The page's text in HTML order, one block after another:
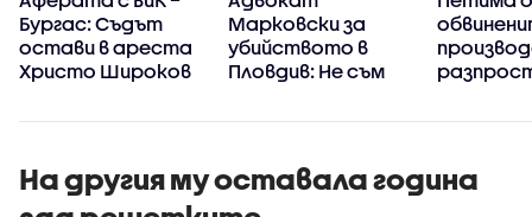
Бургас: Съдът
остави в ареста
Христо Широков
Марковски за
убийството в
Пловдив: Не съм
жестокост и
непълнолетни,
случаят е
безпрецедентен
На другия му оставала година